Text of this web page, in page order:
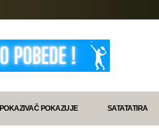
POKAZIVAČ POKAZUJE SATATATIRA